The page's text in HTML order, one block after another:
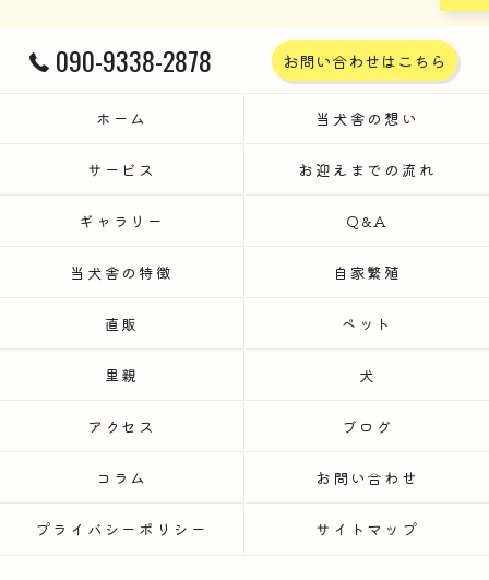
090-9338-2878 お問い合わせはこちら
ホーム 当犬舎の想い
サービス お迎えまでの流れ
ギャラリー Q&A
当犬舎の特徴 自家繁殖
直販 ペット
里親 犬
アクセス ブログ
コラム お問い合わせ
プライバシーポリシー サイトマップ